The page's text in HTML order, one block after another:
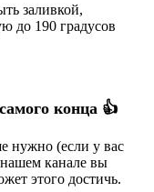
заливкой,
до 190 градусов
конца 👍
нужно (если у вас
канале вы
этого достичь.